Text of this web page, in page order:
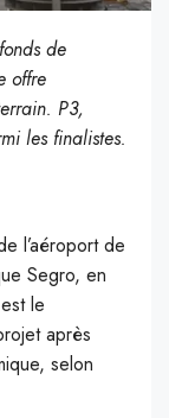
de
offre
P3,
les finalistes.
l’aéroport de
Segro, en
le
après
selon